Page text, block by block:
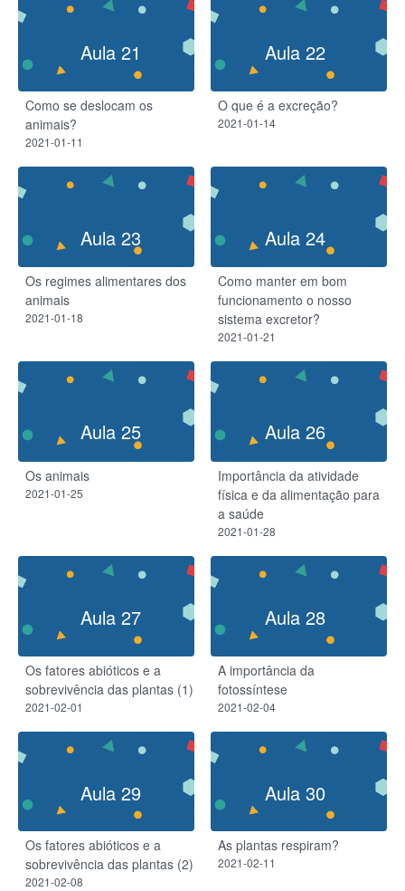
Aula 21
Como se deslocam os
animais?
2021-01-11
Aula 22
O que é a excreção?
2021-01-14
Aula 23
Os regimes alimentares dos
animais
2021-01-18
Aula 24
Como manter em bom
funcionamento o nosso
sistema excretor?
2021-01-21
Aula 25
Os animais
2021-01-25
Aula 26
Importância da atividade
física e da alimentação para
a saúde
2021-01-28
Aula 27
Os fatores abióticos e a
sobrevivência das plantas (1)
2021-02-01
Aula 28
A importância da
fotossíntese
2021-02-04
Aula 29
Os fatores abióticos e a
sobrevivência das plantas (2)
2021-02-08
Aula 30
As plantas respiram?​
2021-02-11